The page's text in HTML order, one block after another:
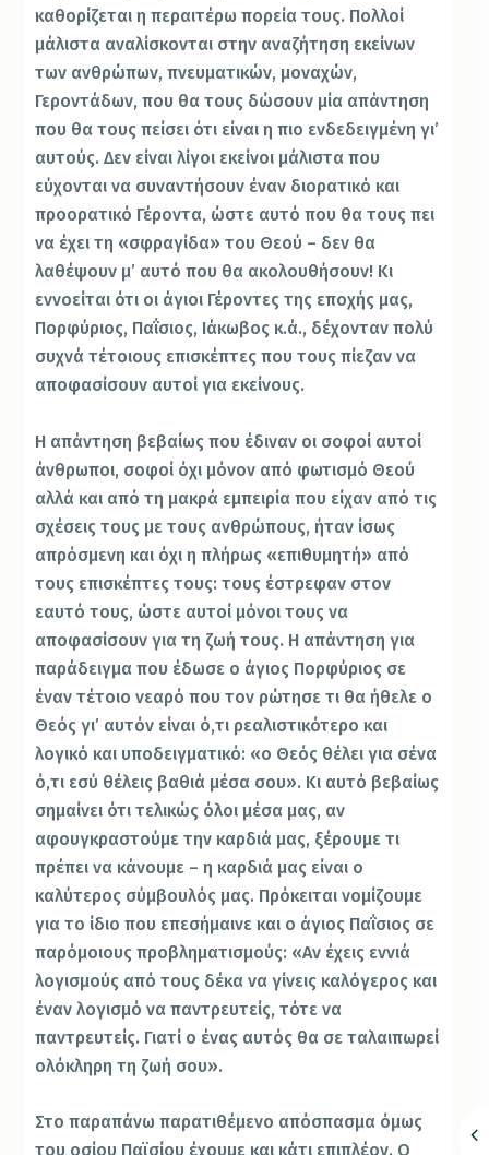
καθορίζεται η περαιτέρω πορεία τους. Πολλοί
μάλιστα αναλίσκονται στην αναζήτηση εκείνων
των ανθρώπων, πνευματικών, μοναχών,
Γεροντάδων, που θα τους δώσουν μία απάντηση
που θα τους πείσει ότι είναι η πιο ενδεδειγμένη γι’
αυτούς. Δεν είναι λίγοι εκείνοι μάλιστα που
εύχονται να συναντήσουν έναν διορατικό και
προορατικό Γέροντα, ώστε αυτό που θα τους πει
να έχει τη «σφραγίδα» του Θεού – δεν θα
λαθέψουν μ’ αυτό που θα ακολουθήσουν! Κι
εννοείται ότι οι άγιοι Γέροντες της εποχής μας,
Πορφύριος, Παΐσιος, Ιάκωβος κ.ά., δέχονταν πολύ
συχνά τέτοιους επισκέπτες που τους πίεζαν να
αποφασίσουν αυτοί για εκείνους.
Η απάντηση βεβαίως που έδιναν οι σοφοί αυτοί
άνθρωποι, σοφοί όχι μόνον από φωτισμό Θεού
αλλά και από τη μακρά εμπειρία που είχαν από τις
σχέσεις τους με τους ανθρώπους, ήταν ίσως
απρόσμενη και όχι η πλήρως «επιθυμητή» από
τους επισκέπτες τους: τους έστρεφαν στον
εαυτό τους, ώστε αυτοί μόνοι τους να
αποφασίσουν για τη ζωή τους. Η απάντηση για
παράδειγμα που έδωσε ο άγιος Πορφύριος σε
έναν τέτοιο νεαρό που τον ρώτησε τι θα ήθελε ο
Θεός γι’ αυτόν είναι ό,τι ρεαλιστικότερο και
λογικό και υποδειγματικό: «ο Θεός θέλει για σένα
ό,τι εσύ θέλεις βαθιά μέσα σου». Κι αυτό βεβαίως
σημαίνει ότι τελικώς όλοι μέσα μας, αν
αφουγκραστούμε την καρδιά μας, ξέρουμε τι
πρέπει να κάνουμε – η καρδιά μας είναι ο
καλύτερος σύμβουλός μας. Πρόκειται νομίζουμε
για το ίδιο που επεσήμαινε και ο άγιος Παΐσιος σε
παρόμοιους προβληματισμούς: «Αν έχεις εννιά
λογισμούς από τους δέκα να γίνεις καλόγερος και
έναν λογισμό να παντρευτείς, τότε να
παντρευτείς. Γιατί ο ένας αυτός θα σε ταλαιπωρεί
ολόκληρη τη ζωή σου».
Στο παραπάνω παρατιθέμενο απόσπασμα όμως
του οσίου Παϊσίου έχουμε και κάτι επιπλέον. Ο